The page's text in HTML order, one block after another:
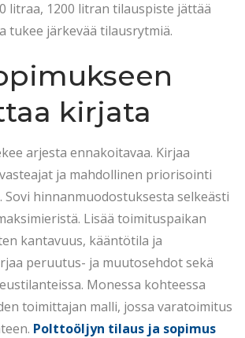
litraa, 1200 litran tilauspiste jättää
tukee järkevää tilausrytmiä.
kirjata
arjesta ennakoitavaa. Kirjaa
ja mahdollinen priorisointi
Sovi hinnanmuodostuksesta selkeästi
Lisää toimituspaikan
kantavuus, kääntötila ja
peruutus- ja muutosehdot sekä
Monessa kohteessa
toimittajan malli, jossa varatoimitus
Polttoöljyn tilaus ja sopimus